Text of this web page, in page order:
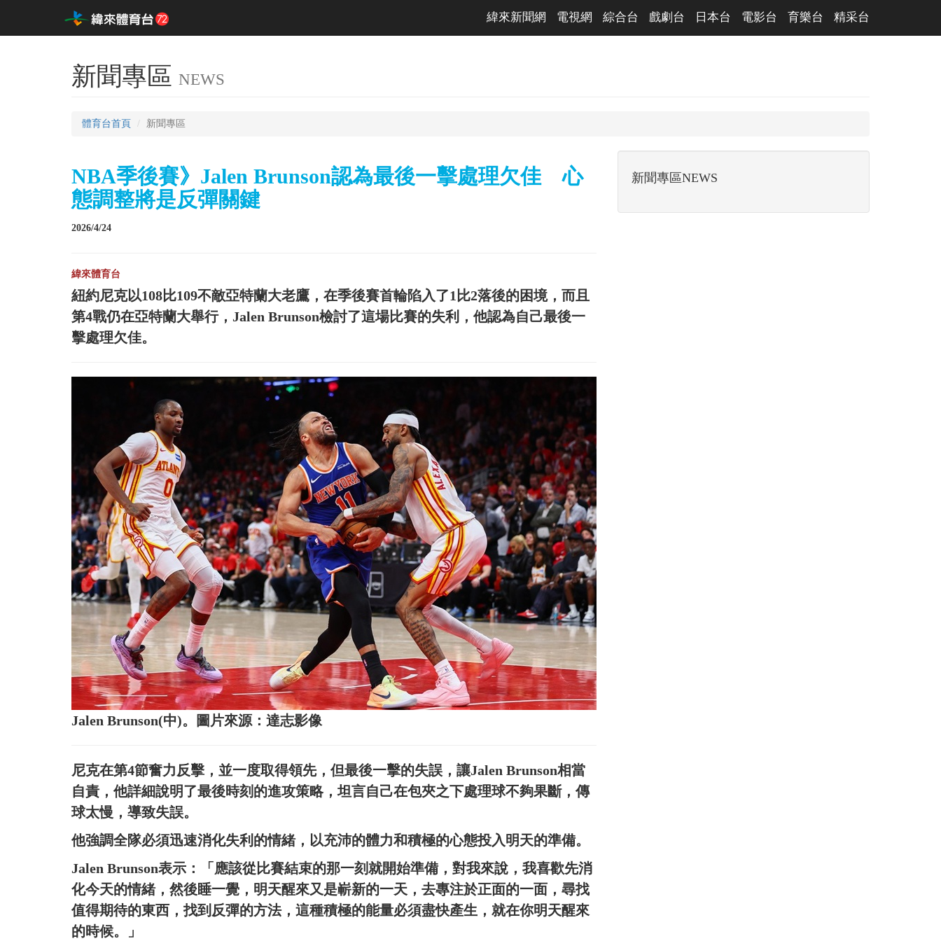
緯來新聞網 電視網 綜合台 戲劇台 日本台 電影台 育樂台 精采台
新聞專區 NEWS
體育台首頁 新聞專區
NBA季後賽》Jalen Brunson認為最後一擊處理欠佳 心
態調整將是反彈關鍵
2026/4/24
緯來體育台
紐約尼克以108比109不敵亞特蘭大老鷹，在季後賽首輪陷入了1比2落後的困境，而且
第4戰仍在亞特蘭大舉行，Jalen Brunson檢討了這場比賽的失利，他認為自己最後一
擊處理欠佳。
Jalen Brunson(中)。圖片來源：達志影像
尼克在第4節奮力反擊，並一度取得領先，但最後一擊的失誤，讓Jalen Brunson相當
自責，他詳細說明了最後時刻的進攻策略，坦言自己在包夾之下處理球不夠果斷，傳
球太慢，導致失誤。
他強調全隊必須迅速消化失利的情緒，以充沛的體力和積極的心態投入明天的準備。
Jalen Brunson表示：「應該從比賽結束的那一刻就開始準備，對我來說，我喜歡先消
化今天的情緒，然後睡一覺，明天醒來又是嶄新的一天，去專注於正面的一面，尋找
值得期待的東西，找到反彈的方法，這種積極的能量必須盡快產生，就在你明天醒來
的時候。」
新聞專區NEWS